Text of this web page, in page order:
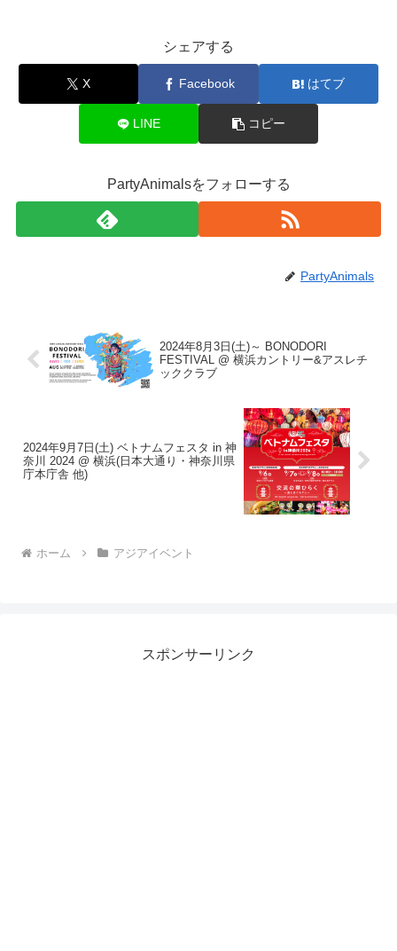
シェアする
X Facebook はてブ
LINE コピー
PartyAnimalsをフォローする
PartyAnimals
2024年8月3日(土)～ BONODORI
FESTIVAL @ 横浜カントリー&アスレチ
ッククラブ
2024年9月7日(土) ベトナムフェスタ in 神
奈川 2024 @ 横浜(日本大通り・神奈川県
庁本庁舎 他)
ホーム アジアイベント
スポンサーリンク